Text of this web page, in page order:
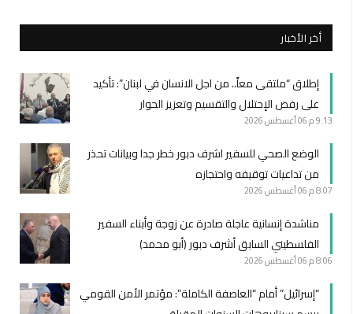
أخر الأخبار
إطلاق “ملتقى معاً.. من اجل الانسان في لبنان”: تأكيد
على رفض الإحتلال والتقسيم وتعزيز الحوار
9:13 م 06 أغسطس 2026
الوضع الصحي للسفير اشرف دبور خطر جدا وبيانات تحذر
من تداعيات توقيفه واحتجازه
8:07 م 06 أغسطس 2026
مناشدة إنسانية عاجلة صادرة عن زوجة وأبناء السفير
الفلسطيني السابق أشرف دبور (أبو محمد)
8:06 م 06 أغسطس 2026
“إسرائيل” أمام “العاصفة الكاملة”: مؤتمر الأمن القومي